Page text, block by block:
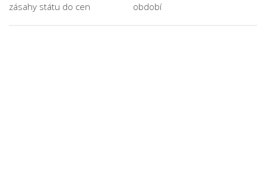
zásahy státu do cen
období